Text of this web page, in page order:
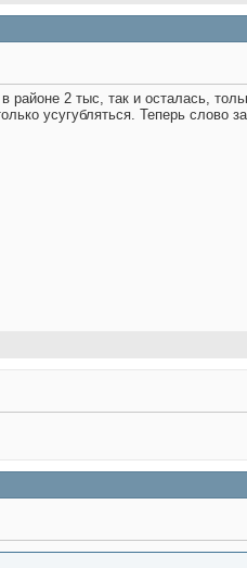
районе 2 тыс, так и осталась,
усугубляться. Теперь слово